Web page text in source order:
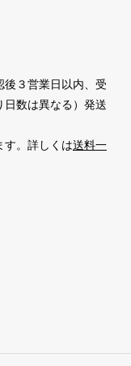
３営業日以内、受
数は異なる）発送
す。詳しくは送料一